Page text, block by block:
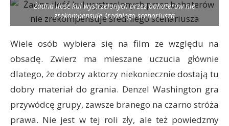
Żadna ilość kul wystrzelonych przez bohaterów nie
zrekompensuje średniego scenariusza
Wiele osób wybiera się na film ze względu na
obsadę. Zwierz ma mieszane uczucia głównie
dlatego, że dobrzy aktorzy niekoniecznie dostają tu
dobry materiał do grania. Denzel Washington gra
przywódcę grupy, zawsze branego na czarno stróża
prawa. Nie jest w tej roli zły, ale też powiedzmy